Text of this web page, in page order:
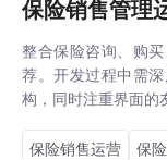
保险销售管理
整合保险咨询、购
荐。开发过程中需
构，同时注重界面的
保险销售运营 保